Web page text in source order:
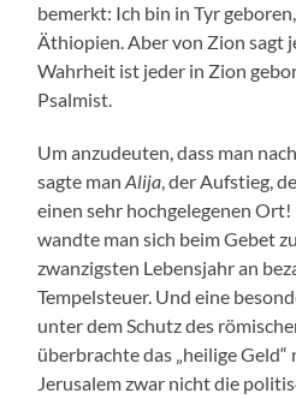
bemerkt: Ich bin in Tyr
Äthiopien. Aber von Zion sagt
Wahrheit ist jeder in Zion
Psalmist.
Um anzudeuten, dass man
sagte manAlija, der Aufstieg,
einen sehr hochgelegenen
wandte man sich beim Gebet
zwanzigsten Lebensjahr an
Tempelsteuer. Und eine
unter dem Schutz des
überbrachte das „heilige Geld“
Jerusalem zwar nicht die